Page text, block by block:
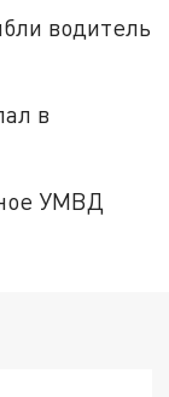
водитель
в
УМВД